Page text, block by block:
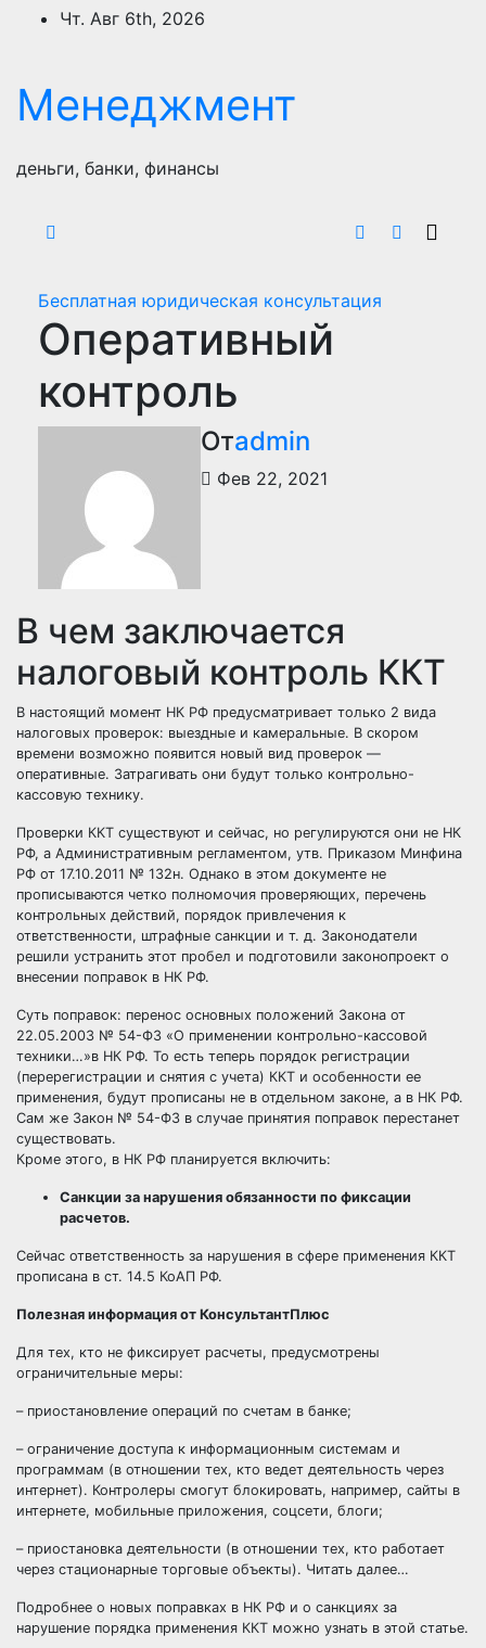
ПерейтиЧт. Авг 6th, 2026
Менеджмент
деньги, банки, финансы
Бесплатная юридическая консультация
Оперативный
контроль
Отadmin
Фев 22, 2021
В чем заключается
налоговый контроль ККТ
В настоящий момент НК РФ предусматривает только 2 вида
налоговых проверок: выездные и камеральные. В скором
времени возможно появится новый вид проверок —
оперативные. Затрагивать они будут только контрольно-
кассовую технику.
Проверки ККТ существуют и сейчас, но регулируются они не НК
РФ, а Административным регламентом, утв. Приказом Минфина
РФ от 17.10.2011 № 132н. Однако в этом документе не
прописываются четко полномочия проверяющих, перечень
контрольных действий, порядок привлечения к
ответственности, штрафные санкции и т. д. Законодатели
решили устранить этот пробел и подготовили законопроект о
внесении поправок в НК РФ.
Суть поправок: перенос основных положений Закона от
22.05.2003 № 54-ФЗ «О применении контрольно-кассовой
техники…»в НК РФ. То есть теперь порядок регистрации
(перерегистрации и снятия с учета) ККТ и особенности ее
применения, будут прописаны не в отдельном законе, а в НК РФ.
Сам же Закон № 54-ФЗ в случае принятия поправок перестанет
существовать.
Кроме этого, в НК РФ планируется включить:
Санкции за нарушения обязанности по фиксации
расчетов.
Сейчас ответственность за нарушения в сфере применения ККТ
прописана в ст. 14.5 КоАП РФ.
Полезная информация от КонсультантПлюс
Для тех, кто не фиксирует расчеты, предусмотрены
ограничительные меры:
– приостановление операций по счетам в банке;
– ограничение доступа к информационным системам и
программам (в отношении тех, кто ведет деятельность через
интернет). Контролеры смогут блокировать, например, сайты в
интернете, мобильные приложения, соцсети, блоги;
– приостановка деятельности (в отношении тех, кто работает
через стационарные торговые объекты). Читать далее…
Подробнее о новых поправках в НК РФ и о санкциях за
нарушение порядка применения ККТ можно узнать в этой статье.